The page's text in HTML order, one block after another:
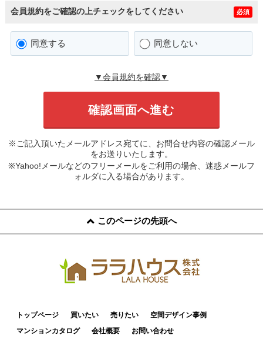
会員規約をご確認の上チェックをしてください 必須
同意する 同意しない
▼会員規約を確認▼
※ご記入頂いたメールアドレス宛てに、お問合せ内容の確認メール
をお送りいたします。
※Yahoo!メールなどのフリーメールをご利用の場合、迷惑メールフ
ォルダに入る場合があります。
このページの先頭へ
トップページ 買いたい 売りたい
空間デザイン事例
マンションカタログ
会社概要 お問い合わせ